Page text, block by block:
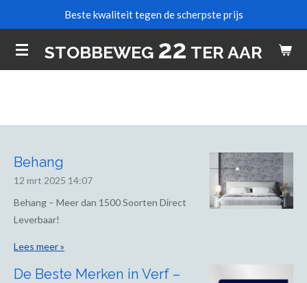
naar
de
STOBBEWEG 22 TER AAR
Beste kwaliteit tegen de scherpste prijs
Behang
12 mrt 2025 14:07
Behang – Meer dan 1500 Soorten Direct
Leverbaar!
Lees meer »
De Beste Merken in Verf –